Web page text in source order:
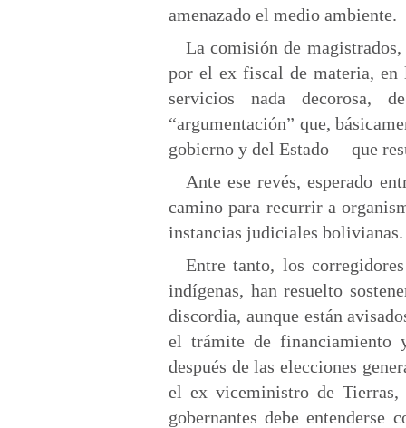
amenazado el medio ambiente.
La comisión de
por el ex fiscal de materia, en
servicios nada decorosa,
“argumentación” que,
gobierno y del Estado —que
Ante ese revés, esperado
camino para recurrir a
instancias judiciales bolivianas.
Entre tanto, los
indígenas, han resuelto
discordia, aunque están
el trámite de financiamiento
después de las elecciones
el ex viceministro de Tierras,
gobernantes debe entenderse